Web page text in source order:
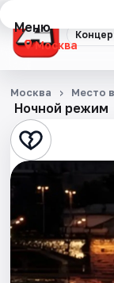
Меню
Москва
Концерты
Театр
Стендап
Выставки
Квесты
Экскурсии
Ночной режим
Москва Место